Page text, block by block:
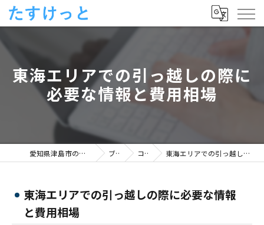
東海エリアでの引っ越しの際に
必要な情報と費用相場
愛知県津島市の便利屋ならたすけっと ブログ コラム 東海エリアでの引っ越しの際に必要な情報と費用相場
東海エリアでの引っ越しの際に必要な情報
と費用相場